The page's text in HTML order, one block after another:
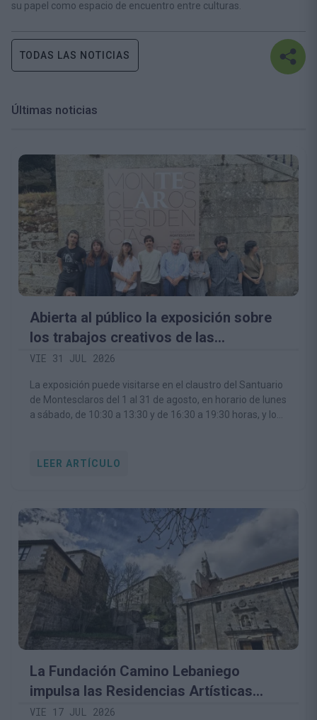
su papel como espacio de encuentro entre culturas.
TODAS LAS NOTICIAS
Últimas noticias
Abierta al público la exposición sobre
los trabajos creativos de las
Residencias Artísticas Montesclaros
VIE 31 JUL 2026
La exposición puede visitarse en el claustro del Santuario
de Montesclaros del 1 al 31 de agosto, en horario de lunes
a sábado, de 10:30 a 13:30 y de 16:30 a 19:30 horas, y los
LEER ARTÍCULO
La Fundación Camino Lebaniego
impulsa las Residencias Artísticas
Montesclaros para convertir el
VIE 17 JUL 2026